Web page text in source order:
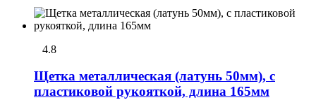
4.8
Щетка металлическая (латунь 50мм), с
пластиковой рукояткой, длина 165мм